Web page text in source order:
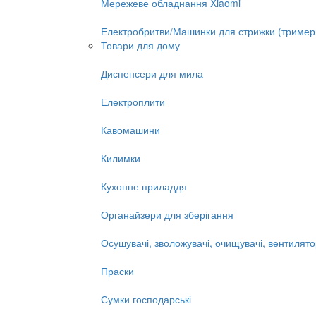
Мережеве обладнання Xiaomi
Електробритви/Машинки для стрижки
Товари для дому
Диспенсери для мила
Електроплити
Кавомашини
Килимки
Кухонне приладдя
Органайзери для зберігання
Осушувачі, зволожувачі, очищувачі,
Праски
Сумки господарські